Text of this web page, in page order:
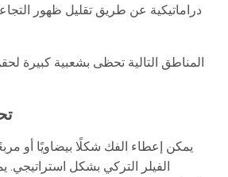
دراماتيكية عن طريق تقليل ظهور
المناطق التالية تحظى بشعبية كبيرة
يمكن إعطاء الفك شكلًا بيضاويًا أو
الفيلر التركي بشكل استراتيجي.